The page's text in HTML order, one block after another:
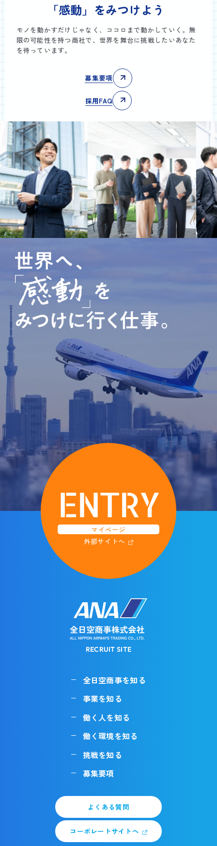
「感動」をみつけよう
モノを動かすだけじゃなく、ココロまで動かしていく。無
限の可能性を持つ商社で、世界を舞台に挑戦したいあなた
を待っています。
募集要項
採用FAQ
ENTRY
マイページ
外部サイトへ
RECRUIT SITE
全日空商事を知る
事業を知る
働く人を知る
働く環境を知る
挑戦を知る
募集要項
よくある質問
コーポレートサイトへ